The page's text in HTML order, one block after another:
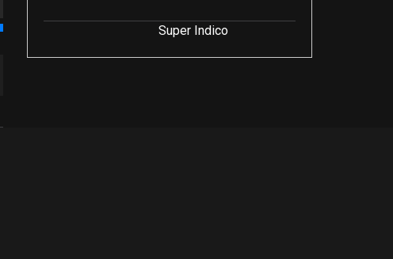
Super Indico